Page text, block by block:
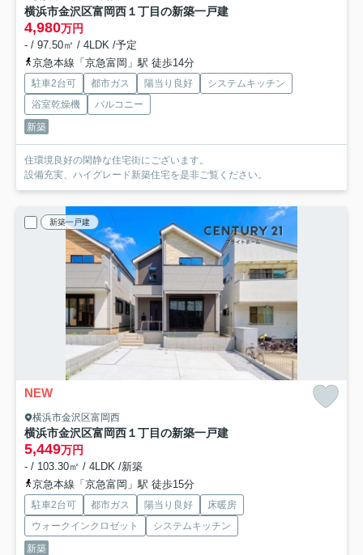
横浜市金沢区富岡西１丁目の新築一戸建
4,980万円
- / 97.50㎡ / 4LDK /予定
京急本線「京急富岡」駅 徒歩14分
駐車2台可 都市ガス 陽当り良好
システムキッチン
浴室乾燥機
バルコニー
新築
住環境良好の閑静な住宅街にございます。
設備充実、ハイグレード新築住宅を是非ご覧ください。
新築一戸建
NEW
横浜市金沢区富岡西
横浜市金沢区富岡西１丁目の新築一戸建
5,449万円
- / 103.30㎡ / 4LDK /新築
京急本線「京急富岡」駅 徒歩15分
駐車2台可 都市ガス 陽当り良好
床暖房
ウォークインクロゼット
システムキッチン
新築